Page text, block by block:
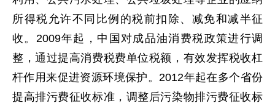
所得税允许不同比例的税前扣除、减免和减半征
收。2009年起，中国对成品油消费税政策进行调
整，通过提高消费税费单位税额，有效发挥税收杠
杆作用来促进资源环境保护。2012年起在多个省份
提高排污费征收标准，调整后污染物排污费征收标